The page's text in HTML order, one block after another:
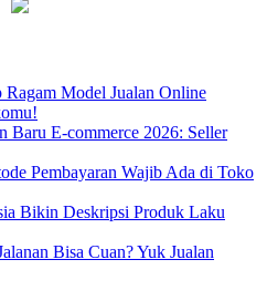
Ragam Model Jualan Online
Baru E-commerce 2026: Seller
Pembayaran Wajib Ada di Toko
Bikin Deskripsi Produk Laku
Bisa Cuan? Yuk Jualan